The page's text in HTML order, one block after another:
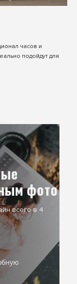
часов и
подойдут для
фото
всего в 4